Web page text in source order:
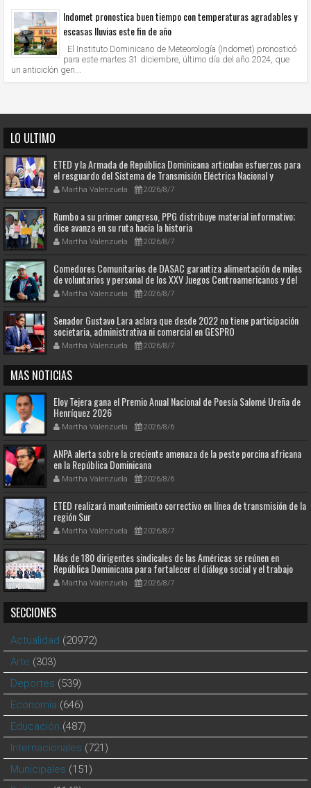
Indomet pronostica buen tiempo con temperaturas agradables y
escasas lluvias este fin de año
El Instituto Dominicano de Meteorología (Indomet) pronosticó
para este martes 31 diciembre, último día del año 2024, que
un anticiclón gen...
LO ULTIMO
ETED y la Armada de República Dominicana articulan esfuerzos para
el resguardo del Sistema de Transmisión Eléctrica Nacional y
fortalecimiento de capacidades.
Martha Valenzuela 2026/8/7
Rumbo a su primer congreso, PPG distribuye material informativo;
dice avanza en su ruta hacia la historia
Martha Valenzuela 2026/8/7
Comedores Comunitarios de DASAC garantiza alimentación de miles
de voluntarios y personal de los XXV Juegos Centroamericanos y del
Caribe Santo Domingo 2026
Martha Valenzuela 2026/8/7
Senador Gustavo Lara aclara que desde 2022 no tiene participación
societaria, administrativa ni comercial en GESPRO
Martha Valenzuela 2026/8/7
MAS NOTICIAS
Eloy Tejera gana el Premio Anual Nacional de Poesía Salomé Ureña de
Henríquez 2026
Martha Valenzuela 2026/8/6
ANPA alerta sobre la creciente amenaza de la peste porcina africana
en la República Dominicana
Martha Valenzuela 2026/8/6
ETED realizará mantenimiento correctivo en línea de transmisión de la
región Sur
Martha Valenzuela 2026/8/7
Más de 180 dirigentes sindicales de las Américas se reúnen en
República Dominicana para fortalecer el diálogo social y el trabajo
decente
Martha Valenzuela 2026/8/7
SECCIONES
Actualidad (20972)
Arte (303)
Deportes (539)
Economía (646)
Educación (487)
Internacionales (721)
Municipales (151)